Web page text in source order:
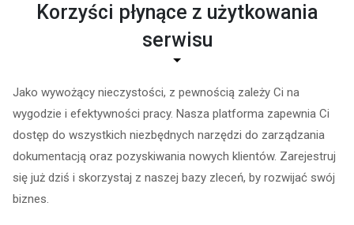
Korzyści płynące z użytkowania
serwisu
Jako wywożący nieczystości, z pewnością zależy Ci na
wygodzie i efektywności pracy. Nasza platforma zapewnia Ci
dostęp do wszystkich niezbędnych narzędzi do zarządzania
dokumentacją oraz pozyskiwania nowych klientów. Zarejestruj
się już dziś i skorzystaj z naszej bazy zleceń, by rozwijać swój
biznes.